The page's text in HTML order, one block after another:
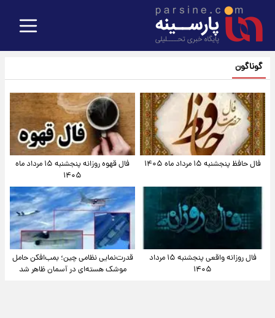
گوناگون
فال حافظ پنجشنبه ۱۵ مرداد ماه ۱۴۰۵
فال قهوه روزانه پنجشنبه ۱۵ مرداد ماه
۱۴۰۵
فال روزانه واقعی پنجشنبه ۱۵ مرداد
۱۴۰۵
قدرت‌نمایی نظامی چین؛ بمب‌افکن حامل
موشک هسته‌ای در آسمان ظاهر شد